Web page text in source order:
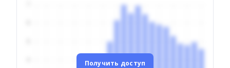
Получить доступ